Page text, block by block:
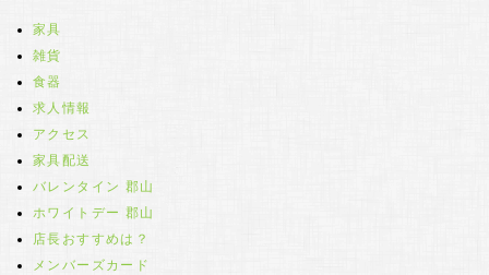
家具
雑貨
食器
求人情報
アクセス
家具配送
バレンタイン 郡山
ホワイトデー 郡山
店長おすすめは？
メンバーズカード